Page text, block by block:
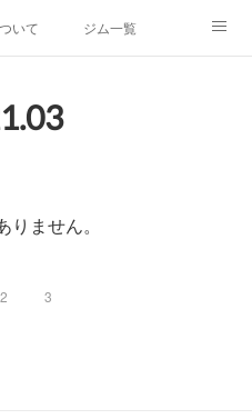
いて ジム一覧
.03
りません。
2 3